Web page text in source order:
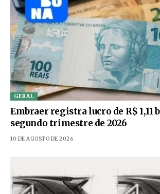
GERAL
Embraer registra lucro de R$ 1,11
segundo trimestre de 2026
10 DE AGOSTO DE 2026